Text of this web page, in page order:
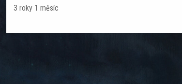
3 roky 1 měsíc